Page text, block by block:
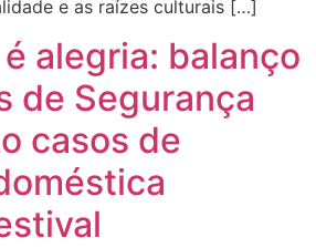
e as raízes culturais […]
alegria: balanço
de Segurança
casos de